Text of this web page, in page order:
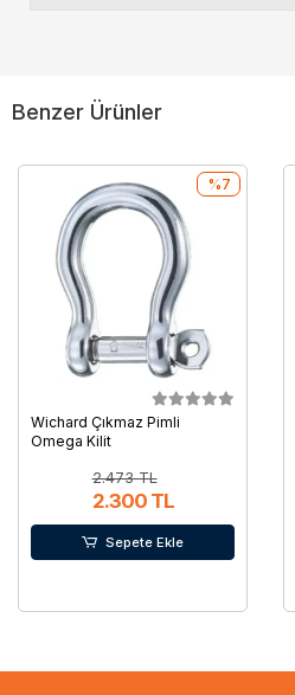
Benzer Ürünler
Wichard Çıkmaz Pimli
Omega Kilit
2.473 TL
2.300 TL
%7
Sepete Ekle